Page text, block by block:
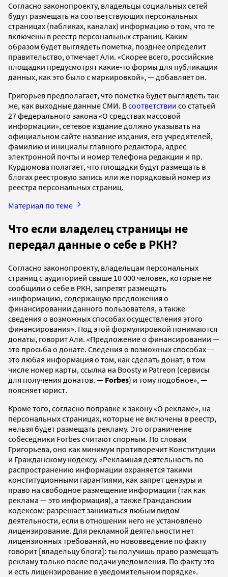
Согласно законопроекту, владельцы социальных сетей
будут размещать на соответствующих персональных
страницах (пабликах, каналах) информацию о том, что те
включены в реестр персональных страниц. Каким
образом будет выглядеть пометка, позднее определит
правительство, отмечает Али. «Скорее всего, российские
площадки предусмотрят какие-то формы для публикации
данных, как это было с маркировкой», — добавляет он.
Григорьев предполагает, что пометка будет выглядеть так
же, как выходные данные СМИ. Всоответствии со статьей
27 федерального закона «О средствах массовой
информации», сетевое издание должно указывать на
официальном сайте название издания, его учредителей,
фамилию и инициалы главного редактора, адрес
электронной почты и номер телефона редакции и пр.
Курдюмова полагает, что площадки будут размещать в
блогах реестровую запись или же порядковый номер из
реестра персональных страниц.
Материал по теме
Что если владелец страницы не
передал данные о себе в РКН?
Согласно законопроекту, владельцам персональных
страниц с аудиторией свыше 10 000 человек, которые не
сообщили о себе в РКН, запретят размещать
«информацию, содержащую предложения о
финансировании данного пользователя, а также
сведения о возможных способах осуществления этого
финансирования». Под этой формулировкой понимаются
донаты, говорит Али. «Предложение о финансировании —
это просьба о донате. Сведения о возможных способах —
это любая информация о том, как сделать донат, в том
числе номер карты, ссылка на Boosty и Patreon (сервисы
для получения донатов. — Forbes) и тому подобное», —
поясняет юрист.
Кроме того, согласно поправке к закону «О рекламе», на
персональных страницах, которые не включены в реестр,
нельзя будет размещать рекламу. Это ограничение
собеседники Forbes считают спорным. По словам
Григорьева, оно как минимум противоречит Конституции
и Гражданскому кодексу. «Рекламная деятельность по
распространению информации охраняется такими
конституционными гарантиями, как запрет цензуры и
право на свободное размещение информации (так как
реклама — это информация), а также Гражданским
кодексом: разрешает заниматься любым видом
деятельности, если в отношении него не установлено
лицензирование. Для рекламной деятельности нет
лицензионных требований, но нововведение по факту
говорит [владельцу блога]: ты получишь право размещать
рекламу только после подачи уведомления. По факту это
и есть лицензирование в уведомительном порядке».